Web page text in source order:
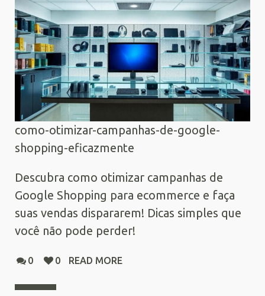
como-otimizar-campanhas-de-google-
shopping-eficazmente
Descubra como otimizar campanhas de
Google Shopping para ecommerce e faça
suas vendas dispararem! Dicas simples que
você não pode perder!
0 0 READ MORE